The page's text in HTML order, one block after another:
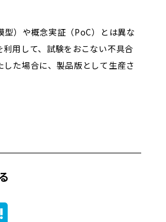
）や概念実証（PoC）とは異な
用して、試験をおこない不具合
た場合に、製品版として生産さ